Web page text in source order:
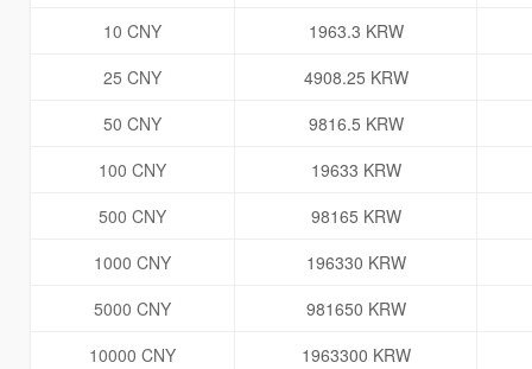
10 CNY
1963.3 KRW
25 CNY
4908.25 KRW
50 CNY
9816.5 KRW
100 CNY
19633 KRW
500 CNY
98165 KRW
1000 CNY
196330 KRW
5000 CNY
981650 KRW
10000 CNY
1963300 KRW